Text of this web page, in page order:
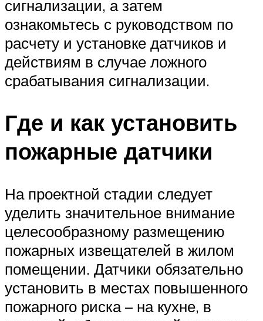
сигнализации, а затем
ознакомьтесь с руководством по
расчету и установке датчиков и
действиям в случае ложного
срабатывания сигнализации.
Где и как установить
пожарные датчики
На проектной стадии следует
уделить значительное внимание
целесообразному размещению
пожарных извещателей в жилом
помещении. Датчики обязательно
установить в местах повышенного
пожарного риска – на кухне, в